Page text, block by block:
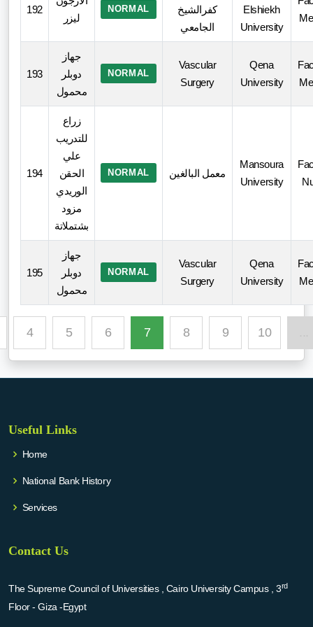
192
ليزر
NORMAL
كفرالشيخ
الجامعي
Elshiekh
University
193
جهاز
دوبلر
محمول
NORMAL
Vascular
Surgery
Qena
University
194
زراع
للتدريب
علي
الحقن
الوريدي
مزود
بشتملاتة
NORMAL معمل البالغين
Mansoura
University
195
جهاز
دوبلر
محمول
NORMAL
Vascular
Surgery
Qena
University
4 5 6 7 8 9 10
Useful Links
Home
National Bank History
Services
Contact Us
The Supreme Council of Universities , Cairo University Campus , 3rd
Floor - Giza -Egypt